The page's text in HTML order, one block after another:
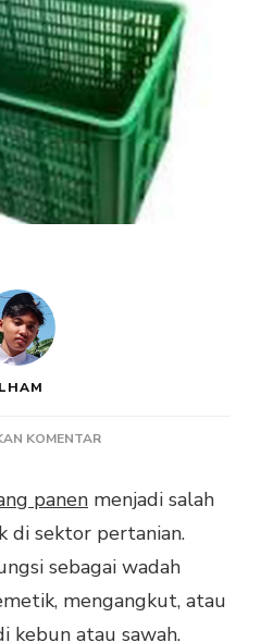
KOMENTARPADA
KERANJANG
PANEN,
PRAKTIS
UNTUK
panen menjadi salah
di sektor pertanian.
sebagai wadah
mengangkut, atau
kebun atau sawah.